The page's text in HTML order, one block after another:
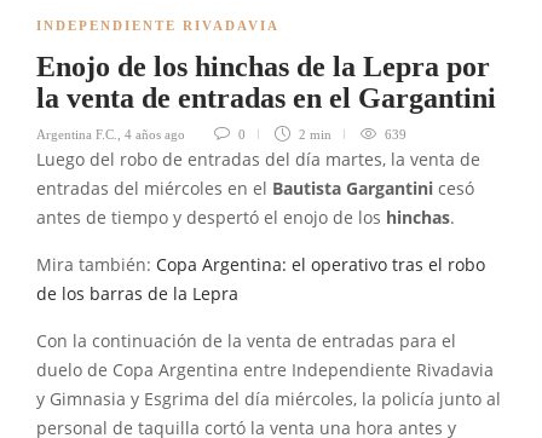
INDEPENDIENTE RIVADAVIA
Enojo de los hinchas de la Lepra por
la venta de entradas en el Gargantini
Argentina F.C. 4 años ago 0 2 min 639
Luego del robo de entradas del día martes, la venta de
entradas del miércoles en el Bautista Gargantini cesó
antes de tiempo y despertó el enojo de los hinchas.
Mira también: Copa Argentina: el operativo tras el robo
de los barras de la Lepra
Con la continuación de la venta de entradas para el
duelo de Copa Argentina entre Independiente Rivadavia
y Gimnasia y Esgrima del día miércoles, la policía junto al
personal de taquilla cortó la venta una hora antes y